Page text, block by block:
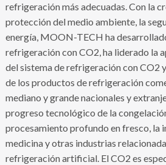
refrigeración más adecuadas. Con la
protección del medio ambiente, la
energía, MOON-TECH ha
refrigeración con CO2, ha liderado la
del sistema de refrigeración con CO2
de los productos de refrigeración
mediano y grande nacionales y
progreso tecnológico de la
procesamiento profundo en fresco, la
medicina y otras industrias
refrigeración artificial. El CO2 es